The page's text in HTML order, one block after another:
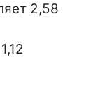
2,58